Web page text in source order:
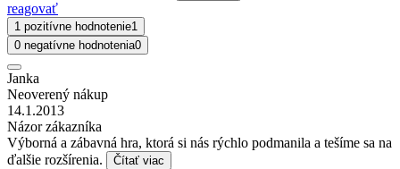
reagovať
1 pozitívne hodnotenie1
0 negatívne hodnotenia0
Janka
Neoverený nákup
14.1.2013
Názor zákazníka
Výborná a zábavná hra, ktorá si nás rýchlo podmanila a tešíme sa na
ďalšie rozšírenia.
Čítať viac